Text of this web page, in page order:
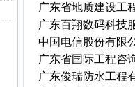
广东省地质建设工
广东百翔数码科技
中国电信股份有限
广东省国际工程咨
广东俊瑞防水工程